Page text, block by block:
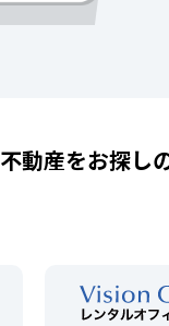
不動産をお探し